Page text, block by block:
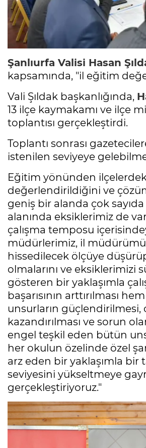
Şanlıurfa Valisi Hasan
kapsamında, "il eğitim
Vali Şıldak başkanlığında,
13 ilçe kaymakamı ve ilçe
toplantısı gerçekleştirdi.
Toplantı sonrası
istenilen seviyeye
Eğitim yönünden
değerlendirildiğini ve
geniş bir alanda çok
alanında eksiklerimiz de
çalışma temposu
müdürlerimiz, il
hissedilecek ölçüye
olmalarını ve eksiklerimizi
gösteren bir yaklaşımla
başarısının arttırılması
unsurların güçlendirilmesi,
kazandırılması ve sorun
engel teşkil eden bütün
her okulun özelinde özel
arz eden bir yaklaşımla bir
seviyesini yükseltmeye
gerçekleştiriyoruz."